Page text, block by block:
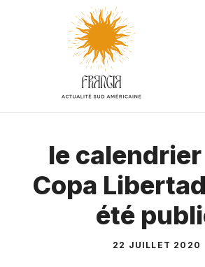
le
Copa
été
22 JUILLET 2020